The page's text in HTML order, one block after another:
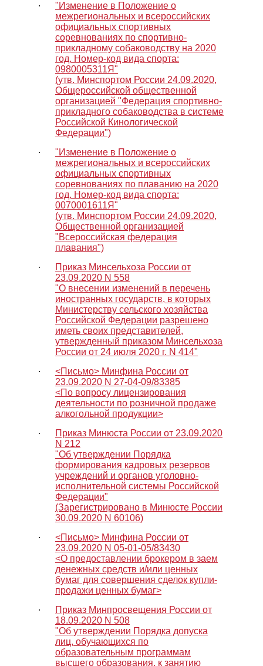
∙
"Изменение в Положение о
межрегиональных и всероссийских
официальных спортивных
соревнованиях по спортивно-
прикладному собаководству на 2020
год. Номер-код вида спорта:
0980005311Я"
(утв. Минспортом России 24.09.2020,
Общероссийской общественной
организацией "Федерация спортивно-
прикладного собаководства в системе
Российской Кинологической
Федерации")
∙
"Изменение в Положение о
межрегиональных и всероссийских
официальных спортивных
соревнованиях по плаванию на 2020
год. Номер-код вида спорта:
0070001611Я"
(утв. Минспортом России 24.09.2020,
Общественной организацией
"Всероссийская федерация
плавания")
∙
Приказ Минсельхоза России от
23.09.2020 N 558
"О внесении изменений в перечень
иностранных государств, в которых
Министерству сельского хозяйства
Российской Федерации разрешено
иметь своих представителей,
утвержденный приказом Минсельхоза
России от 24 июля 2020 г. N 414"
∙
<Письмо> Минфина России от
23.09.2020 N 27-04-09/83385
<По вопросу лицензирования
деятельности по розничной продаже
алкогольной продукции>
∙
Приказ Минюста России от 23.09.2020
N 212
"Об утверждении Порядка
формирования кадровых резервов
учреждений и органов уголовно-
исполнительной системы Российской
Федерации"
(Зарегистрировано в Минюсте России
30.09.2020 N 60106)
∙
<Письмо> Минфина России от
23.09.2020 N 05-01-05/83430
<О предоставлении брокером в заем
денежных средств и/или ценных
бумаг для совершения сделок купли-
продажи ценных бумаг>
∙
Приказ Минпросвещения России от
18.09.2020 N 508
"Об утверждении Порядка допуска
лиц, обучающихся по
образовательным программам
высшего образования, к занятию